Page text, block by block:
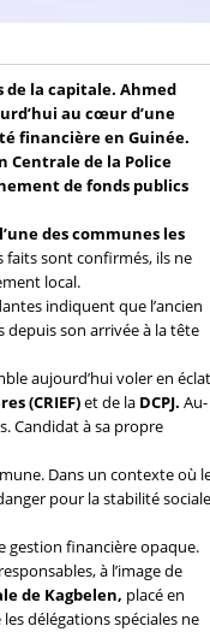
la capitale. Ahmed
au cœur d’une
financière en Guinée.
Centrale de la Police
de fonds publics
des communes les
faits sont confirmés, ils ne
local.
indiquent que l’ancien
son arrivée à la tête
aujourd’hui voler en
(CRIEF)et de la DCPJ. Au-
Candidat à sa propre
Dans un contexte où
pour la stabilité sociale
gestion financière opaque.
à l’image de
de Kagbelen, placé en
délégations spéciales ne